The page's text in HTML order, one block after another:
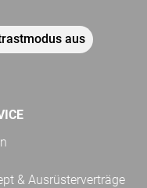
aus
& Ausrüsterverträge